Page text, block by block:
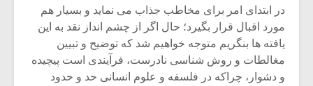
در ابتدای امر برای مخاطب جذاب می نماید و بسیار هم
مورد اقبال قرار بگیرد؛ حال اگر از چشم انداز نقد به این
یافته ها بنگریم متوجه خواهیم شد که توضیح و تبیین
مغالطات و روش شناسی نادرست، فرآیندی است پیچیده
و دشوار، چراکه در فلسفه و علوم انسانی حد و حدود